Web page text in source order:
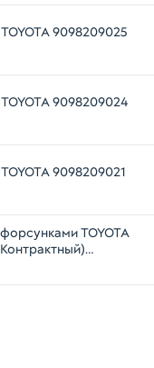
9098209025
9098209024
9098209021
TOYOTA